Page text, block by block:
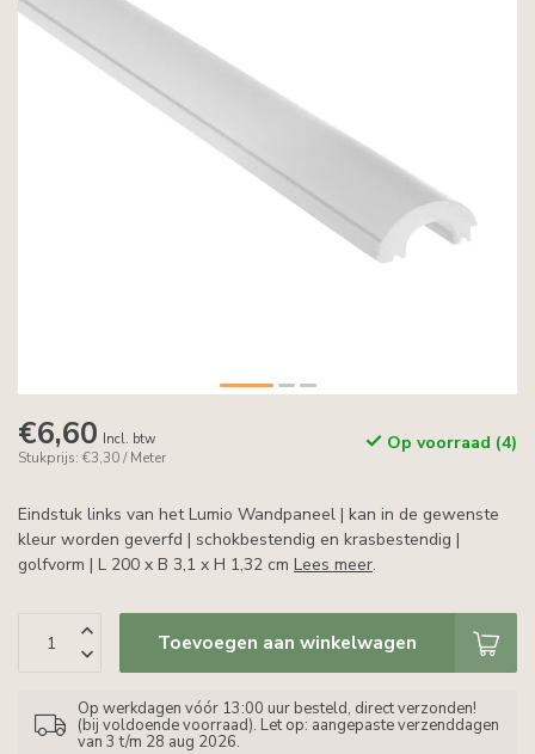
€6,60 Incl. btw
Stukprijs: €3,30 / Meter
Op voorraad (4)
Eindstuk links van het Lumio Wandpaneel | kan in de gewenste
kleur worden geverfd | schokbestendig en krasbestendig |
golfvorm | L 200 x B 3,1 x H 1,32 cm Lees meer.
Toevoegen aan winkelwagen
Op werkdagen vóór 13:00 uur besteld, direct verzonden!
(bij voldoende voorraad). Let op: aangepaste verzenddagen
van 3 t/m 28 aug 2026.